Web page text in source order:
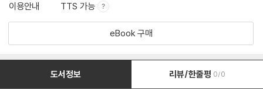
이용안내 TTS 가능
eBook 구매
도서정보 리뷰/한줄평 0/0